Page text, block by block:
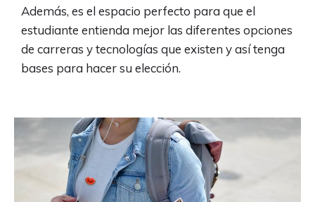
Además, es el espacio perfecto para que el
estudiante entienda mejor las diferentes opciones
de carreras y tecnologías que existen y así tenga
bases para hacer su elección.